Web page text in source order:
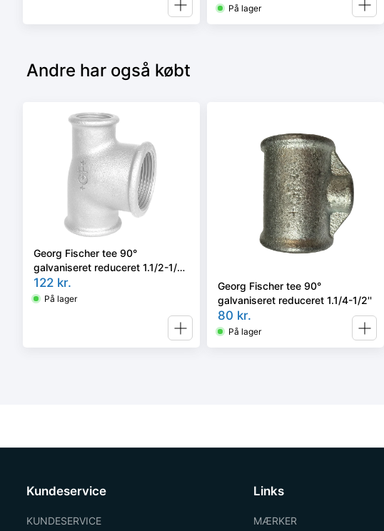
På lager
Andre har også købt
Georg Fischer tee 90°
galvaniseret reduceret 1.1/2-1/2-
1.1/4''
122 kr.
På lager
Georg Fischer tee 90°
galvaniseret reduceret 1.1/4-1/2''
80 kr.
På lager
Kundeservice
KUNDESERVICE
Links
MÆRKER